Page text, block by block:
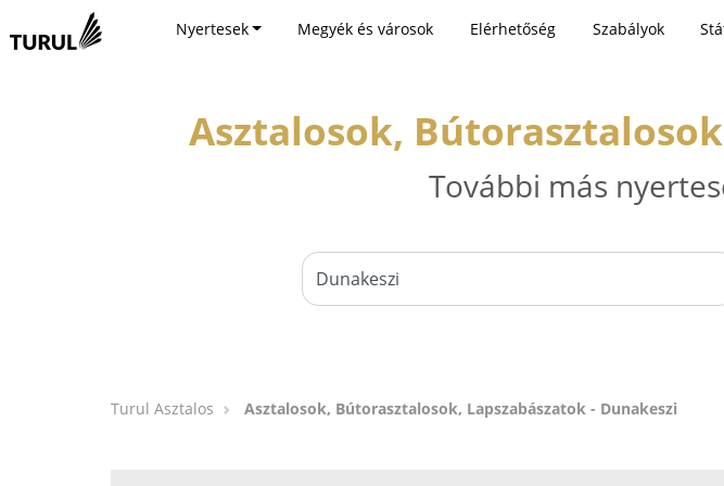
Nyertesek Megyék és városok Elérhetőség Szabályok
Asztalosok,
További más
Turul Asztalos Asztalosok, Bútorasztalosok, Lapszabászatok - Dunakeszi